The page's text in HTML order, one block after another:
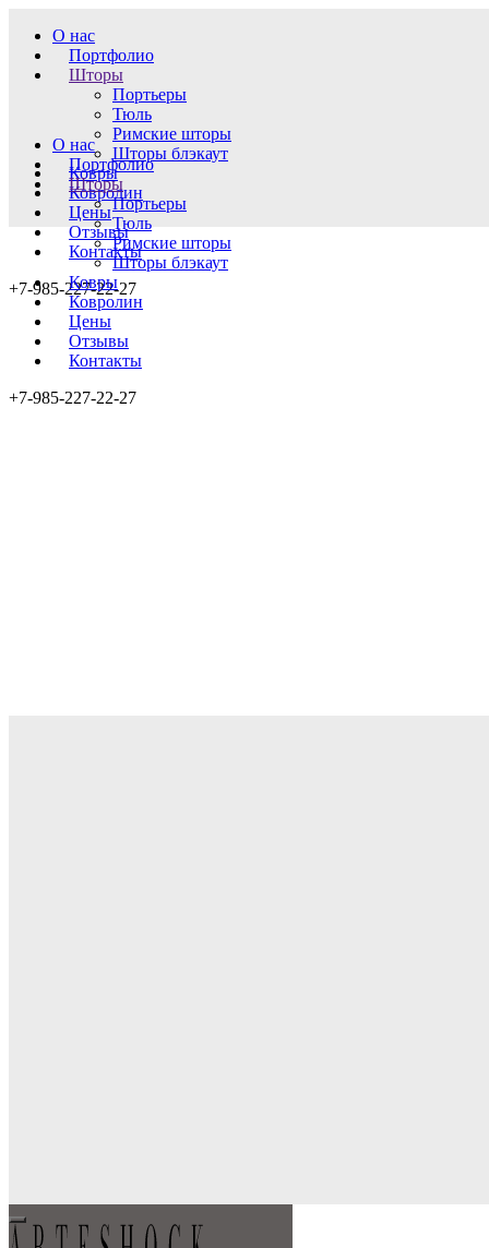
О нас
Портфолио
Шторы
Портьеры
Тюль
Римские шторы
Шторы блэкаут
Ковры
Ковролин
Цены
Отзывы
Контакты
+7-985-227-22-27
О нас
Портфолио
Шторы
Портьеры
Тюль
Римские шторы
Шторы блэкаут
Ковры
Ковролин
Цены
Отзывы
Контакты
+7-985-227-22-27